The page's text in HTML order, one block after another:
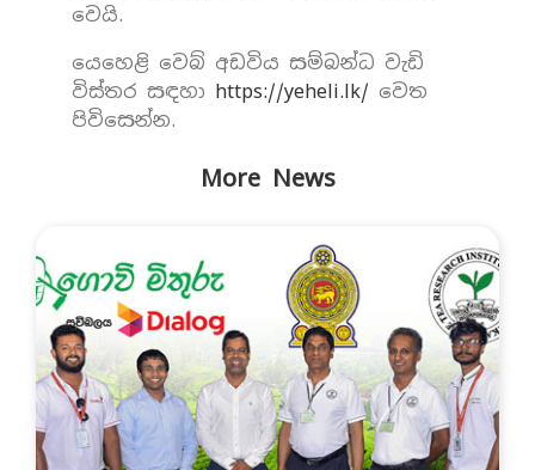
වෙයි.
යෙහෙළි වෙබ් අඩවිය සම්බන්ධ වැඩි
විස්තර සඳහා https://yeheli.lk/ වෙත
පිවිසෙන්න.
More News